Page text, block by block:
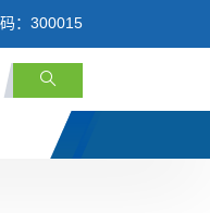
：300015